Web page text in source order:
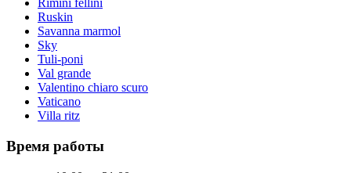
Rimini fellini
Ruskin
Savanna marmol
Sky
Tuli-poni
Val grande
Valentino chiaro scuro
Vaticano
Villa ritz
Время работы